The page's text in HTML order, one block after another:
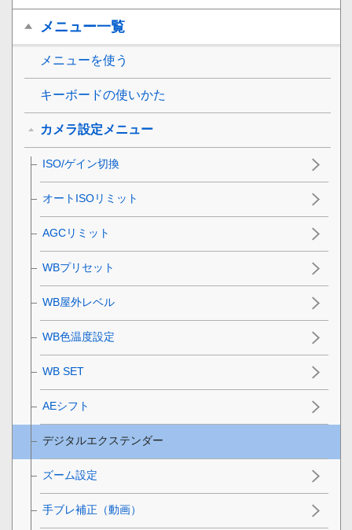
メニュー一覧
メニューを使う
キーボードの使いかた
カメラ設定メニュー
ISO/ゲイン切換
オートISOリミット
AGCリミット
WBプリセット
WB屋外レベル
WB色温度設定
WB SET
AEシフト
デジタルエクステンダー
ズーム設定
手ブレ補正（動画）